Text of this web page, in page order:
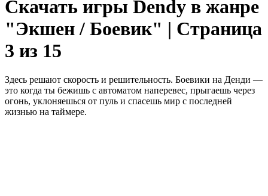
Скачать игры Dendy в жанре
"Экшен / Боевик" | Страница
3 из 15
Здесь решают скорость и решительность. Боевики на Денди —
это когда ты бежишь с автоматом наперевес, прыгаешь через
огонь, уклоняешься от пуль и спасешь мир с последней
жизнью на таймере.